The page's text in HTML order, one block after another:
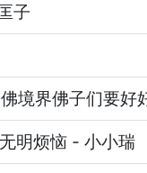
子
境界佛子们要
明烦恼 - 小小瑞